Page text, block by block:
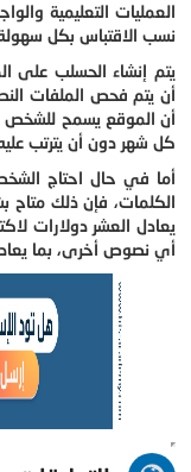
العمليات التعليمية
نسب الاقتباس بكل
يتم إنشاء الحسلب على
أن يتم فحص الملفات
كل شهر دون أن يترتب
أما في حال احتاج
الكلمات، فإن ذلك
يعادل العشر دولارات
أي نصوص أخرى، بما يعادل 25 ألف كلمة، وذلك خلال مدة